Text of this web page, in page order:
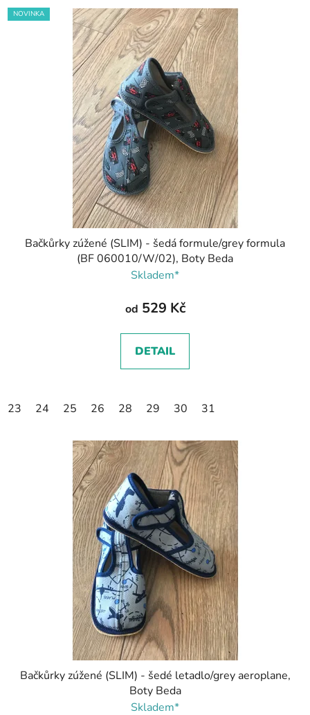
NOVINKA
Bačkůrky zúžené (SLIM) - šedá formule/grey formula
(BF 060010/W/02), Boty Beda
Skladem*
od 529 Kč
DETAIL
23 24 25 26 28 29 30 31
Bačkůrky zúžené (SLIM) - šedé letadlo/grey aeroplane,
Boty Beda
Skladem*